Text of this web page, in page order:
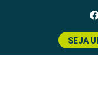
SEJA
/ Produtos